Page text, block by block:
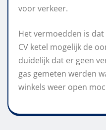
voor verkeer.
Het vermoedden is
CV ketel mogelijk de
duidelijk dat er geen
gas gemeten werden
winkels weer open